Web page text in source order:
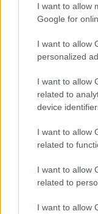
I want to allow
Google for
I want to allow
personalized
I want to allow
related to
device
I want to allow
related to
I want to allow
related to
I want to allow
állatok
platformok,
felügyeli a
tartom, hogy
szitterkedhet.
balesetről lehet
oktatás.”